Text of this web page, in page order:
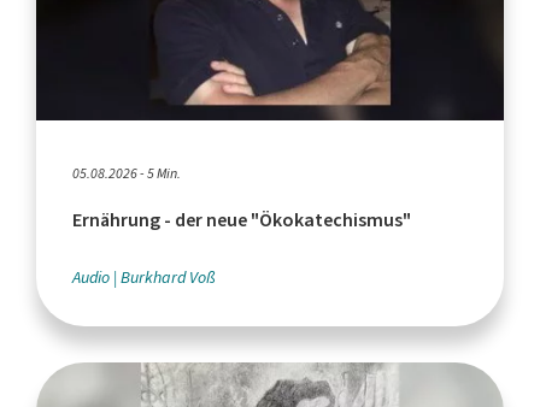
05.08.2026 - 5 Min.
Ernährung - der neue "Ökokatechismus"
Audio Burkhard Voß